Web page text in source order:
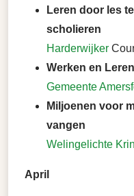
Leren door les
scholieren
Harderwijker
Werken en
Gemeente
Miljoenen voor
vangen
Welingelichte
April